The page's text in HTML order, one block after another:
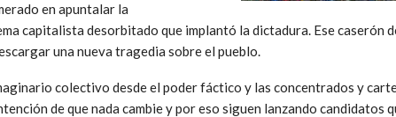
en apuntalar la
capitalista desorbitado que implantó la dictadura. Ese caserón
una nueva tragedia sobre el pueblo.
colectivo desde el poder fáctico y las concentrados y
de que nada cambie y por eso siguen lanzando candidatos